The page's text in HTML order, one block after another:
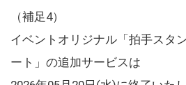
（補足4）
イベントオリジナル「拍手スタ
ート」の追加サービスは